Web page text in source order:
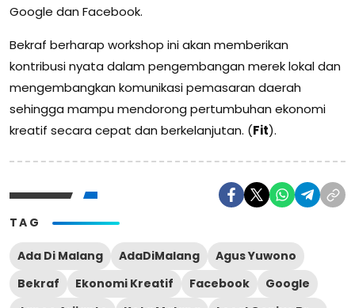
Google dan Facebook.
Bekraf berharap workshop ini akan memberikan
kontribusi nyata dalam pengembangan merek lokal dan
mengembangkan komunikasi pemasaran daerah
sehingga mampu mendorong pertumbuhan ekonomi
kreatif secara cepat dan berkelanjutan. (Fit).
TAG
Ada Di Malang AdaDiMalang
Agus Yuwono
Bekraf
Ekonomi Kreatif Facebook
Google